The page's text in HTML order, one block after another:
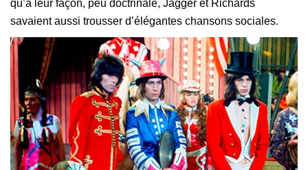
qu’à leur façon, peu doctrinale, Jagger et Richards
savaient aussi trousser d’élégantes chansons sociales.